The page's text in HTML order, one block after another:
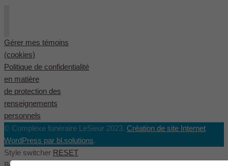
Gérer mes témoins
(cookies)
Politique de confidentialité
en matière
de protection des
renseignements
personnels
© Complexe funéraire LeSieur 2023. Création de site Internet
WordPress par bl.solutions.
Style switcher RESET